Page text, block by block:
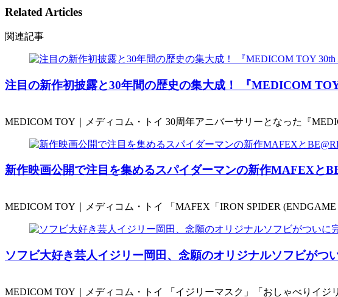
Related Articles
関連記事
注目の新作初披露と30年間の歴史の集大成！ 『MEDICOM
MEDICOM TOY｜メディコム・トイ 30周年アニバーサリーとなった『
新作映画公開で注目を集めるスパイダーマンの新作MAFEXと
MEDICOM TOY｜メディコム・トイ 「MAFEX「IRON SPIDER (ENDGAME
ソフビ大好き芸人イジリー岡田、念願のオリジナルソフビが
MEDICOM TOY｜メディコム・トイ 「イジリーマスク」「おしゃべりイ